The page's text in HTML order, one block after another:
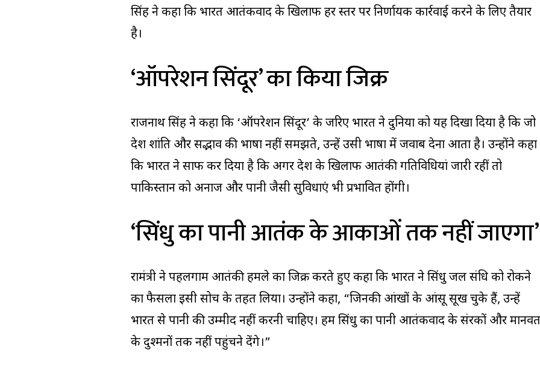
सिंह ने कहा कि भारत आतंकवाद के खिलाफ हर स्तर पर निर्णायक कार्रवाई करने के लिए तैयार
है।
‘ऑपरेशन सिंदूर’ का किया जिक्र
राजनाथ सिंह ने कहा कि ‘ऑपरेशन सिंदूर’ के जरिए भारत ने दुनिया को यह दिखा दिया है कि जो
देश शांति और सद्भाव की भाषा नहीं समझते, उन्हें उसी भाषा में जवाब देना आता है। उन्होंने कहा
कि भारत ने साफ कर दिया है कि अगर देश के खिलाफ आतंकी गतिविधियां जारी रहीं तो
पाकिस्तान को अनाज और पानी जैसी सुविधाएं भी प्रभावित होंगी।
‘सिंधु का पानी आतंक के आकाओं तक नहीं जाएगा’
रक्षामंत्री ने पहलगाम आतंकी हमले का जिक्र करते हुए कहा कि भारत ने सिंधु जल संधि को रोकने
का फैसला इसी सोच के तहत लिया। उन्होंने कहा, “जिनकी आंखों के आंसू सूख चुके हैं, उन्हें
भारत से पानी की उम्मीद नहीं करनी चाहिए। हम सिंधु का पानी आतंकवाद के संरक्षकों और
के दुश्मनों तक नहीं पहुंचने देंगे।”